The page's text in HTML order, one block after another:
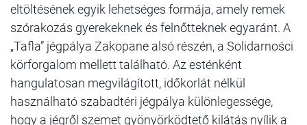
eltöltésének egyik lehetséges formája, amely remek
szórakozás gyerekeknek és felnőtteknek egyaránt. A
„Tafla” jégpálya Zakopane alsó részén, a Solidarności
körforgalom mellett található. Az esténként
hangulatosan megvilágított, időkorlát nélkül
használható szabadtéri jégpálya különlegessége,
hogy a jégről szemet gyönyörködtető kilátás nyílik a